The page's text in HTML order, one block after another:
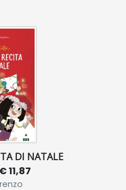
DI NATALE
€ 11,87